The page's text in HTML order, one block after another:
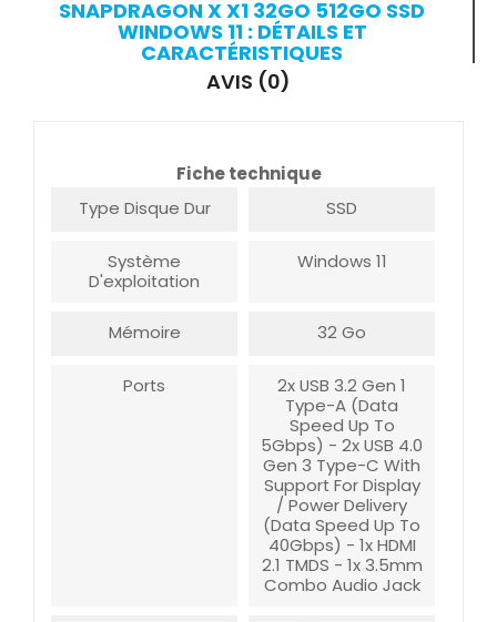
SNAPDRAGON X X1 32GO 512GO SSD
WINDOWS 11 : DÉTAILS ET
CARACTÉRISTIQUES
AVIS (0)
Fiche technique
Type Disque Dur
SSD
Système
D'exploitation
Windows 11
Mémoire 32 Go
Ports
2x USB 3.2 Gen 1
Type-A (data
Speed Up To
5Gbps) - 2x USB 4.0
Gen 3 Type-C With
Support For Display
/ Power Delivery
(data Speed Up To
40Gbps) - 1x HDMI
2.1 TMDS - 1x 3.5mm
Combo Audio Jack